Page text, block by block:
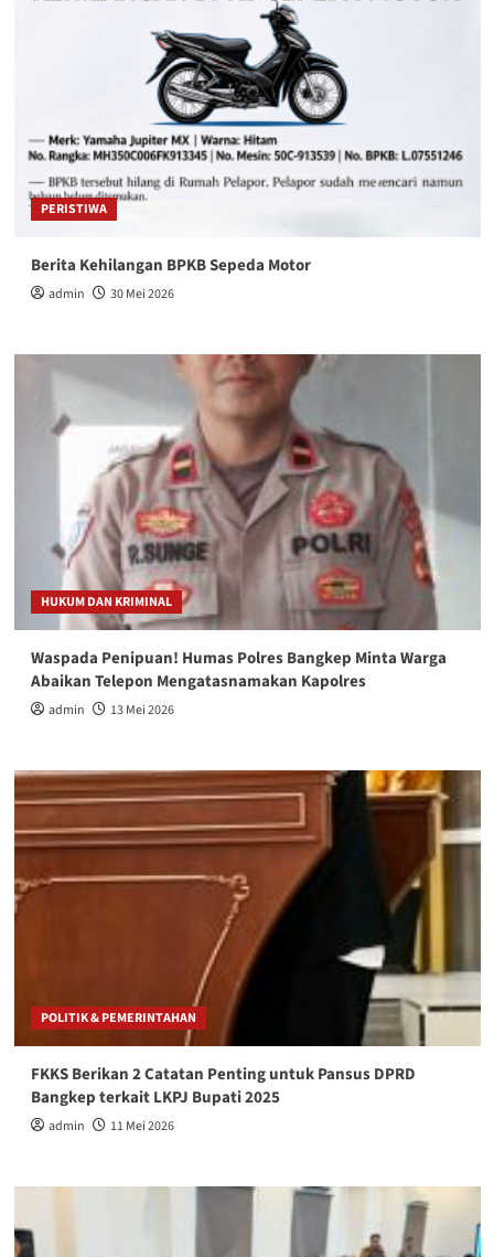
PERISTIWA
Berita Kehilangan BPKB Sepeda Motor
admin 30 Mei 2026
HUKUM DAN KRIMINAL
Waspada Penipuan! Humas Polres Bangkep Minta Warga
Abaikan Telepon Mengatasnamakan Kapolres
admin 13 Mei 2026
POLITIK & PEMERINTAHAN
FKKS Berikan 2 Catatan Penting untuk Pansus DPRD
Bangkep terkait LKPJ Bupati 2025
admin 11 Mei 2026